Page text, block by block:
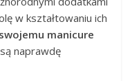
w kształtowaniu ich
manicure
naprawdę